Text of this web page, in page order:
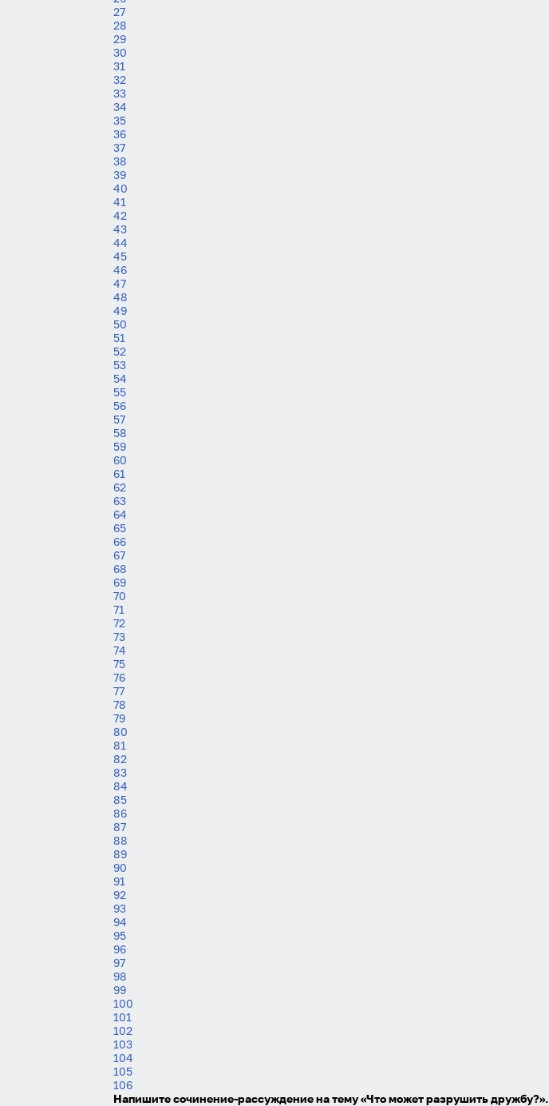
27
28
29
30
31
32
33
34
35
36
37
38
39
40
41
42
43
44
45
46
47
48
49
50
51
52
53
54
55
56
57
58
59
60
61
62
63
64
65
66
67
68
69
70
71
72
73
74
75
76
77
78
79
80
81
82
83
84
85
86
87
88
89
90
91
92
93
94
95
96
97
98
99
100
101
102
103
104
105
106
Напишите сочинение-рассуждение на тему «Что может разрушить дружбу?».